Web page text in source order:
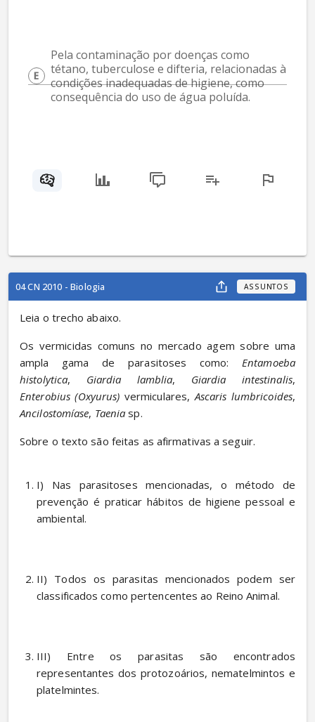
Pela contaminação por doenças como
tétano, tuberculose e difteria, relacionadas à
condições inadequadas de higiene, como
consequência do uso de água poluída.
04 CN 2010 - Biologia ASSUNTOS
Leia o trecho abaixo.
Os vermicidas comuns no mercado agem sobre uma
ampla gama de parasitoses como: Entamoeba
histolytica, Giardia lamblia, Giardia intestinalis
Enterobius (Oxyurus) vermiculares, Ascaris lumbricoides
Ancilostomíase, Taenia sp.
Sobre o texto são feitas as afirmativas a seguir.
I) Nas parasitoses mencionadas, o método de
prevenção é praticar hábitos de higiene pessoal e
ambiental.
II) Todos os parasitas mencionados podem ser
classificados como pertencentes ao Reino Animal.
III) Entre os parasitas são encontrados
representantes dos protozoários, nematelmintos e
platelmintes.